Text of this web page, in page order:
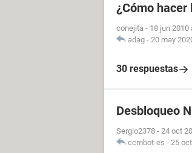
¿Cómo hacer
conejita - 18 jun 2010
adag - 20 may
30 respuestas
Desbloqueo
Sergio2378 - 24 oct
ccmbot-es - 25